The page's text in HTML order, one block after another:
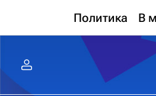
Политика В